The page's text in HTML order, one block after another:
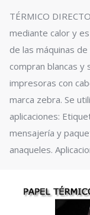
TÉRMICO
mediante calor y
de las máquinas
compran blancas y
impresoras con
marca zebra. Se
aplicaciones:
mensajería y
anaqueles.